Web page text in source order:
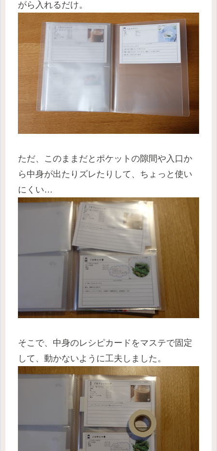
がら入れるだけ。
ただ、このままだとポケットの隙間や入口か
ら中身が出たりズレたりして、ちょっと使い
にくい…
そこで、中身のレシピカードをマステで固定
して、動かないように工夫しました。